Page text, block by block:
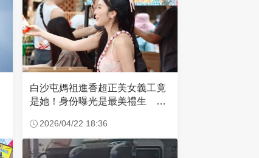
白沙屯媽祖進香超正美女義工竟
是她！身份曝光是最美禮生 一
2026/04/22 18:36